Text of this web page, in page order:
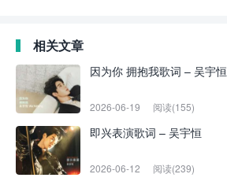
相关文章
因为你 拥抱我歌词 – 吴宇恒
2026-06-19 阅读(155)
即兴表演歌词 – 吴宇恒
2026-06-12 阅读(239)